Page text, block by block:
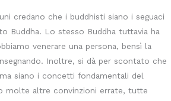
credano che i buddhisti siano i seguaci
Buddha. Lo stesso Buddha tuttavia ha
venerare una persona, bensì la
Inoltre, si dà per scontato che
siano i concetti fondamentali del
molte altre convinzioni errate, tutte